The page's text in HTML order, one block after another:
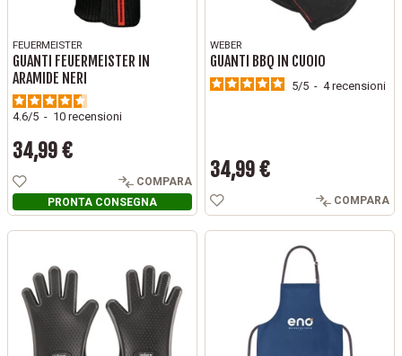
FEUERMEISTER
GUANTI FEUERMEISTER IN
ARAMIDE NERI
4.6/5 - 10 recensioni
Prezzo
34,99 €
COMPARA
PRONTA CONSEGNA
WEBER
GUANTI BBQ IN CUOIO
5/5 - 4recensioni
Prezzo
34,99 €
COMPARA